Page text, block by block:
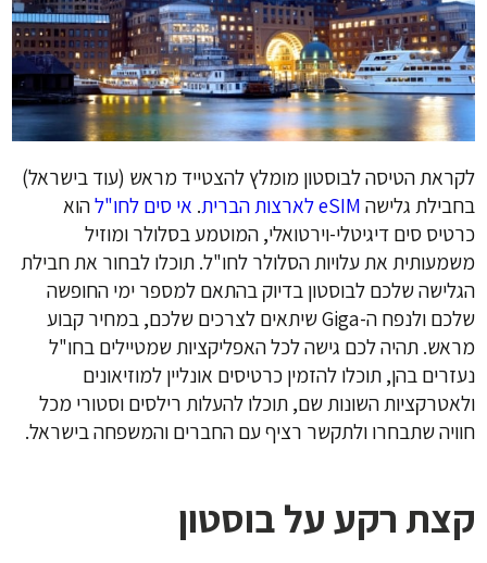
לקראת הטיסה לבוסטון מומלץ להצטייד מראש (עוד בישראל)
בחבילת גלישהeSIM לארצות הברית . אי סים לחו"להוא
כרטיס סים דיגיטלי-וירטואלי, המוטמע בסלולר ומוזיל
משמעותית את עלויות הסלולר לחו"ל. תוכלו לבחור את חבילת
הגלישה שלכם לבוסטון בדיוק בהתאם למספר ימי החופשה
שלכם ולנפח ה-Giga שיתאים לצרכים שלכם, במחיר קבוע
מראש. תהיה לכם גישה לכל האפליקציות שמטיילים בחו"ל
נעזרים בהן, תוכלו להזמין כרטיסים אונליין למוזיאונים
ולאטרקציות השונות שם, תוכלו להעלות רילסים וסטורי מכל
חוויה שתבחרו ולתקשר רציף עם החברים והמשפחה בישראל.
קצת רקע על בוסטון